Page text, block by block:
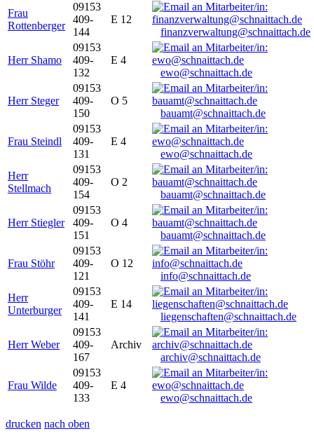
Frau
Rottenberger
09153
409-
144
E 12
finanzverwaltung@schnaittach.de
Herr Shamo
09153
409-
132
E 4
ewo@schnaittach.de
Herr Steger
09153
409-
150
O 5
bauamt@schnaittach.de
Frau Steindl
09153
409-
131
E 4
ewo@schnaittach.de
Herr
Stellmach
09153
409-
154
O 2
bauamt@schnaittach.de
Herr Stiegler
09153
409-
151
O 4
bauamt@schnaittach.de
Frau Stöhr
09153
409-
121
O 12
info@schnaittach.de
Herr
Unterburger
09153
409-
141
E 14
liegenschaften@schnaittach.de
Herr Weber
09153
409-
167
Archiv
archiv@schnaittach.de
Frau Wilde
09153
409-
133
E 4
ewo@schnaittach.de
drucken nach oben